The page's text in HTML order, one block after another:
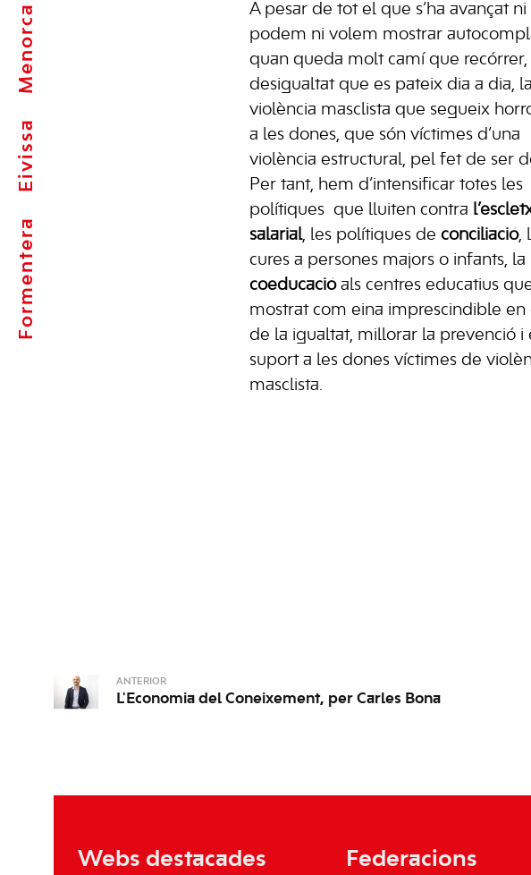
Formentera
Eivissa
Menorca
A pesar de tot el que s’ha avançat ni
podem ni volem mostrar
quan queda molt camí que
desigualtat que es pateix dia a dia, la
violència masclista que segueix
a les dones, que són víctimes d’una
violència estructural, pel fet de ser
Per tant, hem d’intensificar totes les
polítiques que lluiten contra
salarial, les polítiques de conciliació,
cures a persones majors o infants, la
coeducació als centres educatius que
mostrat com eina imprescindible en
de la igualtat, millorar la prevenció i
suport a les dones víctimes de
masclista.
ANTERIOR
L'Economia del Coneixement, per Carles Bona
Webs destacades Federacions